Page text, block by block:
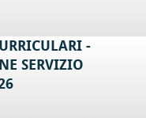
-
SERVIZIO